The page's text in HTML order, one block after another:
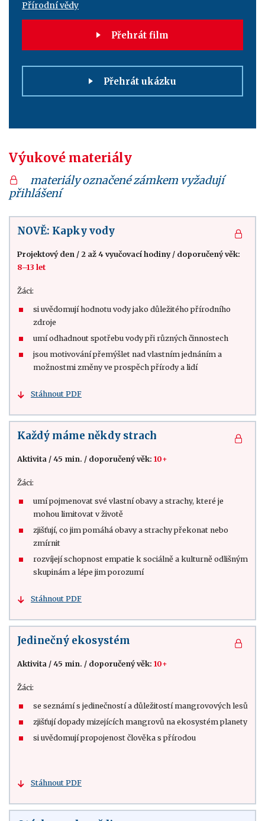
Přírodní vědy
Přehrát film
Přehrát ukázku
Výukové materiály
materiály označené zámkem vyžadují
přihlášení
NOVĚ: Kapky vody
Projektový den / 2 až 4 vyučovací hodiny/ doporučený věk:
8–13 let
Žáci:
si uvědomují hodnotu vody jako důležitého přírodního
zdroje
umí odhadnout spotřebu vody při různých činnostech
jsou motivování přemýšlet nad vlastním jednáním a
možnostmi změny ve prospěch přírody a lidí
Stáhnout PDF
Každý máme někdy strach
Aktivita / 45 min. / doporučený věk: 10+
Žáci:
umí pojmenovat své vlastní obavy a strachy, které je
mohou limitovat v životě
zjišťují, co jim pomáhá obavy a strachy překonat nebo
zmírnit
rozvíjejí schopnost empatie k sociálně a kulturně odlišným
skupinám a lépe jim porozumí
Stáhnout PDF
Jedinečný ekosystém
Aktivita / 45 min. / doporučený věk: 10+
Žáci:
se seznámí s jedinečností a důležitostí mangrovových lesů
zjišťují dopady mizejících mangrovů na ekosystém planety
si uvědomují propojenost člověka s přírodou
Stáhnout PDF